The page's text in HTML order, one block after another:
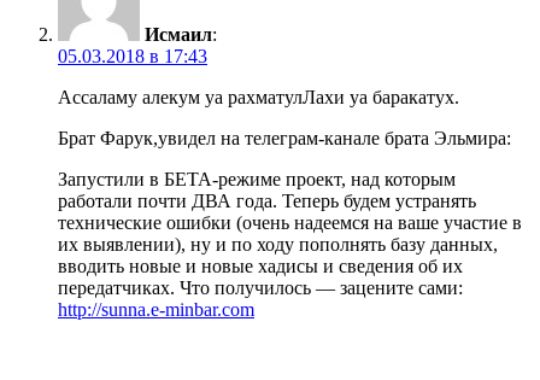
Исмаил:
05.03.2018 в 17:43
Ассаламу алекум уа рахматулЛахи уа баракатух.
Брат Фарук,увидел на телеграм-канале брата Эльмира:
Запустили в БЕТА-режиме проект, над которым
работали почти ДВА года. Теперь будем устранять
технические ошибки (очень надеемся на ваше участие в
их выявлении), ну и по ходу пополнять базу данных,
вводить новые и новые хадисы и сведения об их
передатчиках. Что получилось — зацените сами:
http://sunna.e-minbar.com